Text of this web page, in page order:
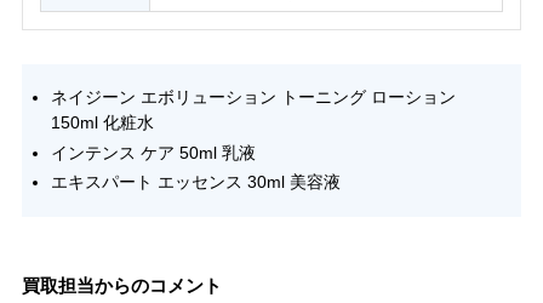
ネイジーン エボリューション トーニング ローション
150ml 化粧水
インテンス ケア 50ml 乳液
エキスパート エッセンス 30ml 美容液
買取担当からのコメント